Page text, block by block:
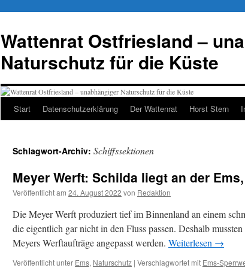
springen
Wattenrat Ostfriesland –
Naturschutz für die Küste
Start Datenschutzerklärung Der Wattenrat Horst Stern
Schlagwort-Archiv: Schiffssektionen
Meyer Werft: Schilda liegt an der
Veröffentlicht am 24. August 2022 von Redaktion
Die Meyer Werft produziert tief im Binnenland an einem
die eigentlich gar nicht in den Fluss passen. Deshalb
Meyers Werftaufträge angepasst werden. Weiterlesen →
Veröffentlicht unter Ems, Naturschutz | Verschlagwortet mit Ems-